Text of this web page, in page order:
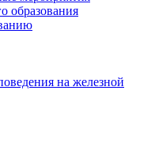
образования
на железной